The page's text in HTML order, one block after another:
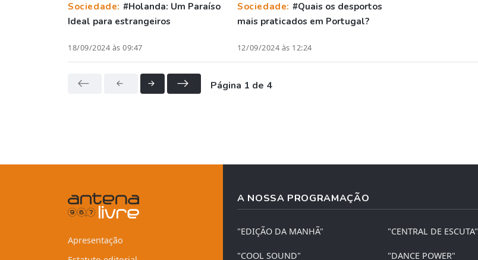
Sociedade: #Holanda: Um Paraíso
Ideal para estrangeiros
18/09/2024 às 09:47
Sociedade: #Quais os desportos
mais praticados em Portugal?
12/09/2024 às 12:24
Página 1 de 4
Apresentação
A NOSSA PROGRAMAÇÃO
"EDIÇÃO DA MANHÃ" "CENTRAL DE ESCUTA"
"COOL SOUND" "DANCE POWER"